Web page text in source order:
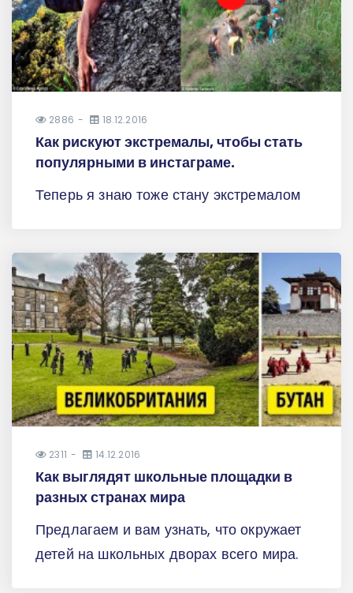
2886 18.12.2016
Как рискуют экстремалы, чтобы стать
популярными в инстаграме.
Теперь я знаю тоже стану экстремалом
2311 14.12.2016
Как выглядят школьные площадки в
разных странах мира
Предлагаем и вам узнать, что окружает
детей на школьных дворах всего мира.